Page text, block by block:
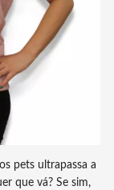
pets ultrapassa a
que vá? Se sim,